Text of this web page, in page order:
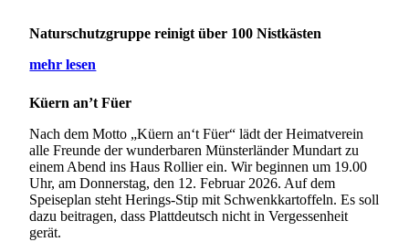
Naturschutzgruppe reinigt über 100 Nistkästen
mehr lesen
Küern an’t Füer
Nach dem Motto „Küern an‘t Füer“ lädt der Heimatverein
alle Freunde der wunderbaren Münsterländer Mundart zu
einem Abend ins Haus Rollier ein. Wir beginnen um 19.00
Uhr, am Donnerstag, den 12. Februar 2026. Auf dem
Speiseplan steht Herings-Stip mit Schwenkkartoffeln. Es soll
dazu beitragen, dass Plattdeutsch nicht in Vergessenheit
gerät.